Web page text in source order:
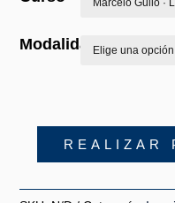
Modalidad
REALIZAR